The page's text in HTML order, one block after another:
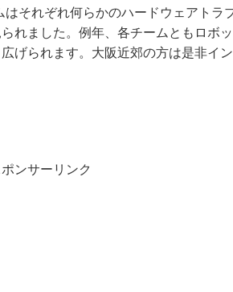
それぞれ何らかのハードウェアトラ
れました。例年、各チームともロボ
げられます。大阪近郊の方は是非イ
ポンサーリンク